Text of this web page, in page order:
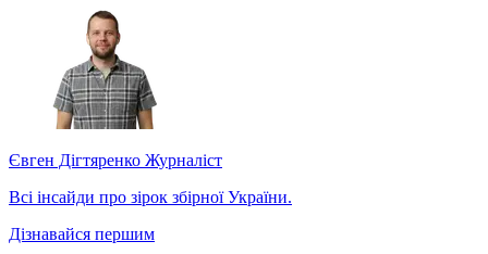
Євген Дігтяренко Журналіст
Всі інсайди про зірок збірної України.
Дізнавайся першим